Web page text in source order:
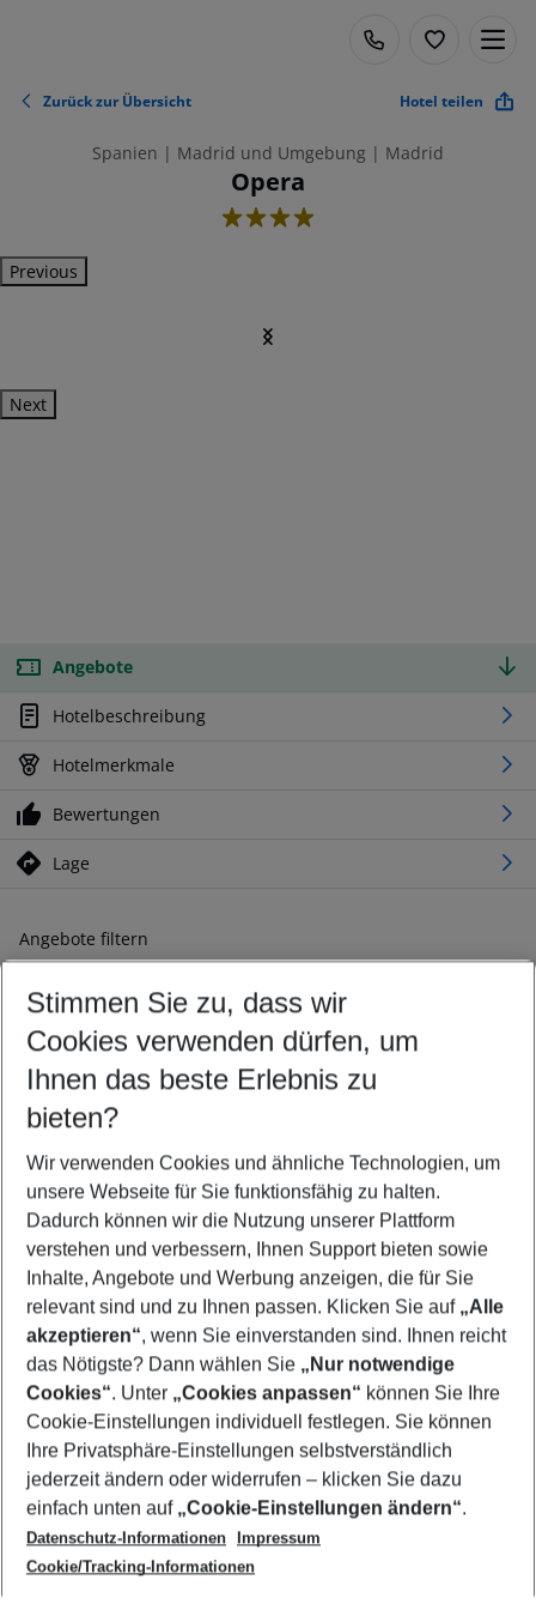
Zurück zur Übersicht Hotel teilen
Spanien | Madrid und Umgebung | Madrid
Opera
4
Previous
Next
Angebote
Hotelbeschreibung
Hotelmerkmale
Bewertungen
Lage
Angebote filtern
Ändern Sie Ihre Kriterien nach Ihren Wünschen
Abflughafen wählen
Beliebiger Abflughafen
Reisezeitraum wählen
09.08.26– 07.08.27 5-8 Nächte
2 Erwachsene Keine Kinder
Mehr Filter anzeigen
Footer
Footer navigation
Über uns
AGB
Cookie-Einstellungen ändern
Cookie-Richtlinie
Datenschutz
Service & Hilfe
Barrierefreies Reisen
Check-in
Folgen Sie uns
Stimmen Sie zu, dass wir
Cookies verwenden dürfen, um
Ihnen das beste Erlebnis zu
bieten?
Wir verwenden Cookies und ähnliche Technologien, um
unsere Webseite für Sie funktionsfähig zu halten.
Dadurch können wir die Nutzung unserer Plattform
verstehen und verbessern, Ihnen Support bieten sowie
Inhalte, Angebote und Werbung anzeigen, die für Sie
relevant sind und zu Ihnen passen. Klicken Sie auf „Alle
akzeptieren“, wenn Sie einverstanden sind. Ihnen reicht
das Nötigste? Dann wählen Sie „Nur notwendige
Cookies“. Unter „Cookies anpassen“ können Sie Ihre
Cookie-Einstellungen individuell festlegen. Sie können
Ihre Privatsphäre-Einstellungen selbstverständlich
jederzeit ändern oder widerrufen – klicken Sie dazu
einfach unten auf „Cookie-Einstellungen ändern“.
Datenschutz-Informationen
Impressum
Cookie/Tracking-Informationen